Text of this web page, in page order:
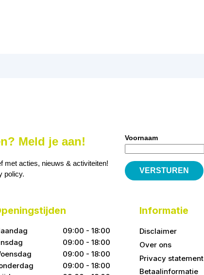
Meld je aan!
met acties, nieuws & activiteiten!
policy.
Voornaam
09:00 - 18:00
09:00 - 18:00
09:00 - 18:00
09:00 - 18:00
Informatie
Disclaimer
Over ons
Privacy statement
Betaalinformatie